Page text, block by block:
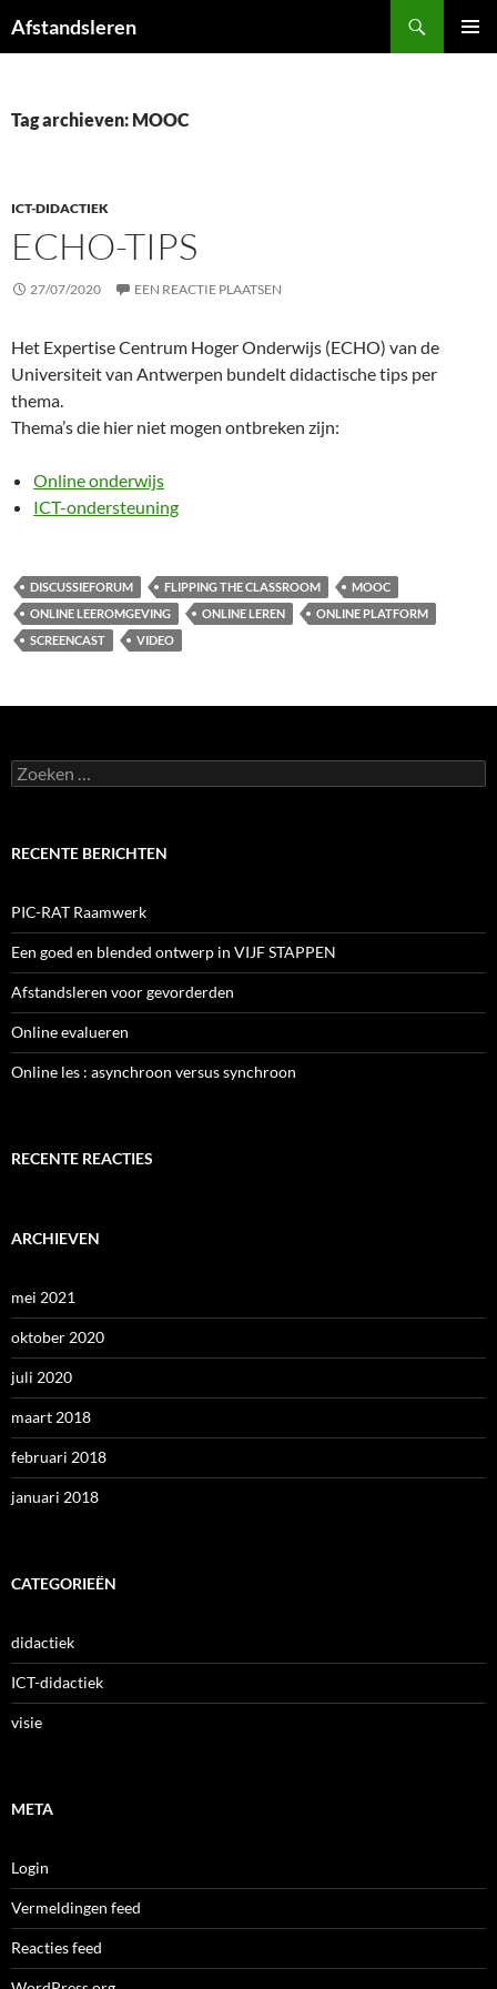
naar
Afstandsleren
Tag archieven: MOOC
ICT-DIDACTIEK
ECHO-TIPS
27/07/2020 EEN REACTIE PLAATSEN
Het Expertise Centrum Hoger Onderwijs (ECHO) van de
Universiteit van Antwerpen bundelt didactische tips per
thema.
Thema’s die hier niet mogen ontbreken zijn:
Online onderwijs
ICT-ondersteuning
DISCUSSIEFORUM FLIPPING THE CLASSROOM
MOOC
ONLINE LEEROMGEVING
ONLINE LEREN
ONLINE PLATFORM
SCREENCAST
VIDEO
Zoeken
naar:
RECENTE BERICHTEN
PIC-RAT Raamwerk
Een goed en blended ontwerp in VIJF STAPPEN
Afstandsleren voor gevorderden
Online evalueren
Online les : asynchroon versus synchroon
RECENTE REACTIES
ARCHIEVEN
mei 2021
oktober 2020
juli 2020
maart 2018
februari 2018
januari 2018
CATEGORIEËN
didactiek
ICT-didactiek
visie
META
Login
Vermeldingen feed
Reacties feed